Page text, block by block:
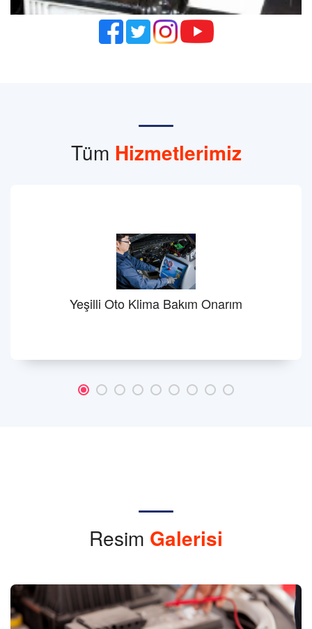
Tüm Hizmetlerimiz
Yeşilli Oto Klima Bakım Onarım
Resim Galerisi